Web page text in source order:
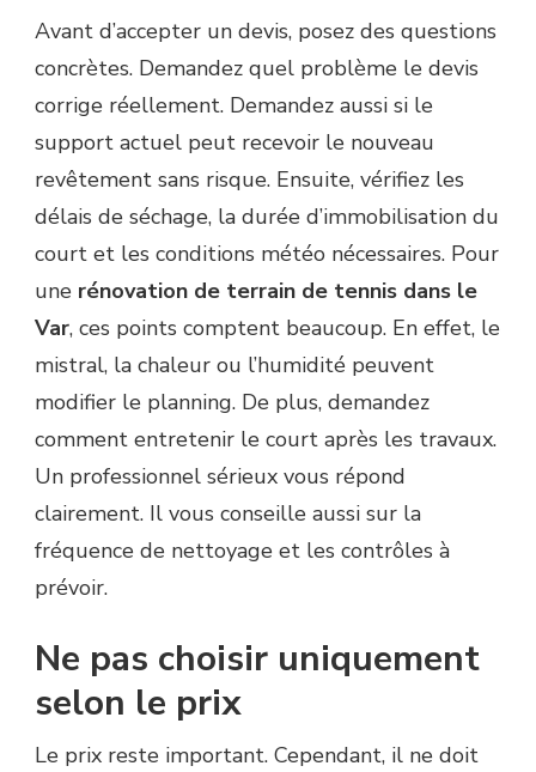
Avant d’accepter un devis, posez des questions
concrètes. Demandez quel problème le devis
corrige réellement. Demandez aussi si le
support actuel peut recevoir le nouveau
revêtement sans risque. Ensuite, vérifiez les
délais de séchage, la durée d’immobilisation du
court et les conditions météo nécessaires. Pour
une rénovation de terrain de tennis dans le
Var, ces points comptent beaucoup. En effet, le
mistral, la chaleur ou l’humidité peuvent
modifier le planning. De plus, demandez
comment entretenir le court après les travaux.
Un professionnel sérieux vous répond
clairement. Il vous conseille aussi sur la
fréquence de nettoyage et les contrôles à
prévoir.
Ne pas choisir uniquement
selon le prix
Le prix reste important. Cependant, il ne doit